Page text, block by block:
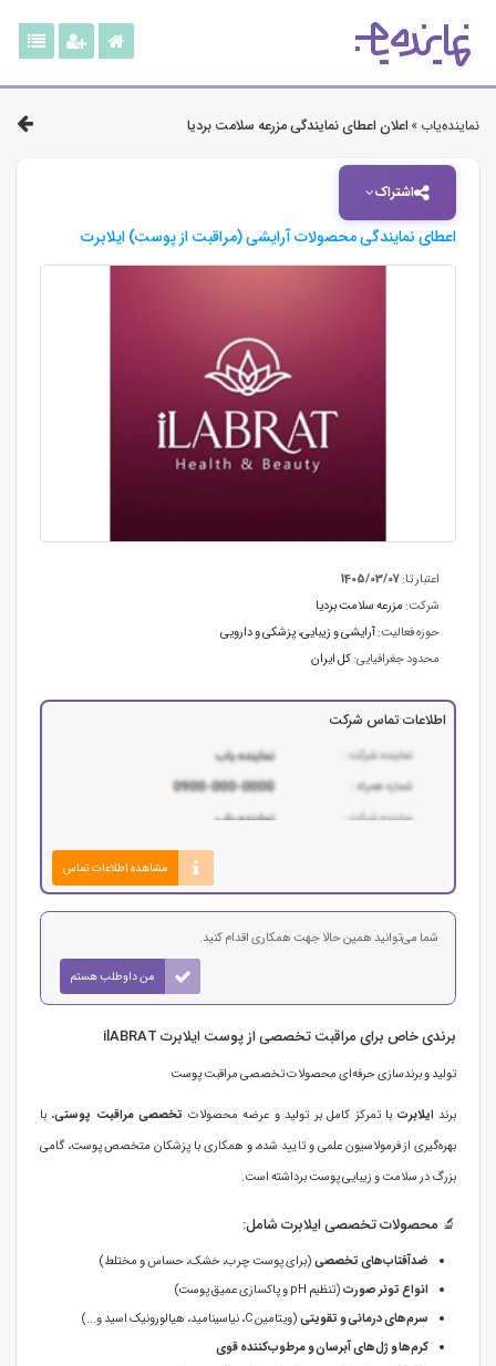
نماینده‌یاب » اعلان اعطای نمایندگی مزرعه سلامت بردیا
اشتراک
اعطای نمایندگی محصولات آرایشی (مراقبت از پوست) ایلابرت
اعتبار تا:1405/03/07
شرکت: مزرعه سلامت بردیا
حوزه فعالیت:آرایشی و زیبایی،پزشکی و دارویی
محدود جغرافیایی:کل ایران
اطلاعات تماس شرکت
مشاهده اطلاعات تماس
شما می‌توانید همین حالا جهت همکاری اقدام کنید.
من داوطلب هستم
برندی خاص برای مراقبت تخصصی از پوست ایلابرت ilABRAT
تولید و برندسازی حرفه‌ای محصولات تخصصی مراقبت پوست
برند ایلابرت با تمرکز کامل بر تولید و عرضه محصولات تخصصی مراقبت پوستی، با
بهره‌گیری از فرمولاسیون علمی و تایید شده، و همکاری با پزشکان متخصص پوست، گامی
بزرگ در سلامت و زیبایی پوست برداشته است.
🔬 محصولات تخصصی ایلابرت شامل:
ضدآفتاب‌های تخصصی(برای پوست چرب، خشک، حساس و مختلط)
انواع تونر صورت(تنظیم pH و پاکسازی عمیق پوست)
سرم‌های درمانی و تقویتی(ویتامین C، نیاسینامید، هیالورونیک اسید و...)
کرم‌ها و ژل‌های آبرسان و مرطوب‌کننده قوی